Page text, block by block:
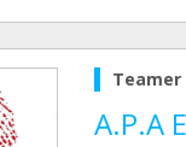
Teamer
A.P.A